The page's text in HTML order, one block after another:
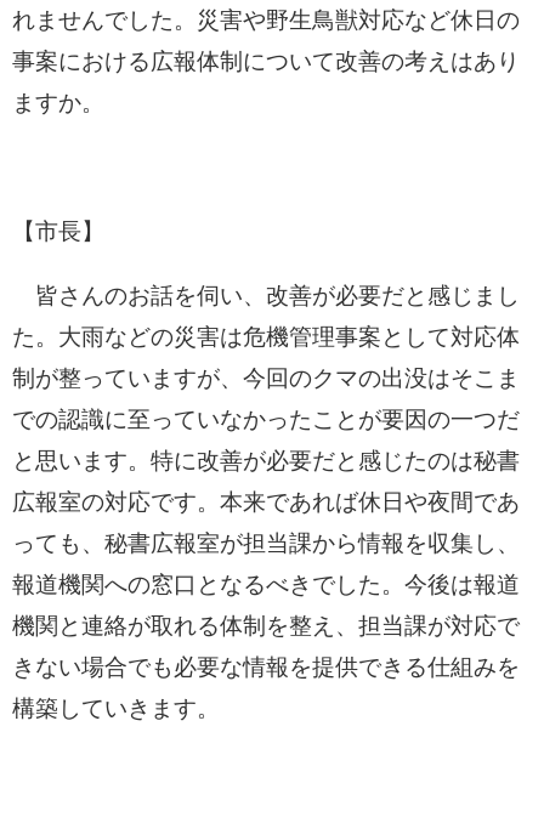
れませんでした。災害や野生鳥獣対応など休日の
事案における広報体制について改善の考えはあり
ますか。
【市長】
皆さんのお話を伺い、改善が必要だと感じまし
た。大雨などの災害は危機管理事案として対応体
制が整っていますが、今回のクマの出没はそこま
での認識に至っていなかったことが要因の一つだ
と思います。特に改善が必要だと感じたのは秘書
広報室の対応です。本来であれば休日や夜間であ
っても、秘書広報室が担当課から情報を収集し、
報道機関への窓口となるべきでした。今後は報道
機関と連絡が取れる体制を整え、担当課が対応で
きない場合でも必要な情報を提供できる仕組みを
構築していきます。